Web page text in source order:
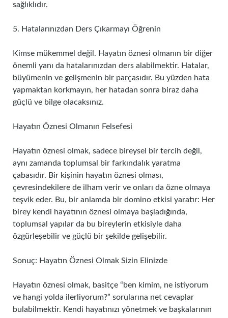
sağlıklıdır.
5. Hatalarınızdan Ders Çıkarmayı Öğrenin
Kimse mükemmel değil. Hayatın öznesi olmanın bir diğer
önemli yanı da hatalarınızdan ders alabilmektir. Hatalar,
büyümenin ve gelişmenin bir parçasıdır. Bu yüzden hata
yapmaktan korkmayın, her hatadan sonra biraz daha
güçlü ve bilge olacaksınız.
Hayatın Öznesi Olmanın Felsefesi
Hayatın öznesi olmak, sadece bireysel bir tercih değil,
aynı zamanda toplumsal bir farkındalık yaratma
çabasıdır. Bir kişinin hayatın öznesi olması,
çevresindekilere de ilham verir ve onları da özne olmaya
teşvik eder. Bu, bir anlamda bir domino etkisi yaratır: Her
birey kendi hayatının öznesi olmaya başladığında,
toplumsal yapılar da bu bireylerin etkisiyle daha
özgürleşebilir ve güçlü bir şekilde gelişebilir.
Sonuç: Hayatın Öznesi Olmak Sizin Elinizde
Hayatın öznesi olmak, basitçe “ben kimim, ne istiyorum
ve hangi yolda ilerliyorum?” sorularına net cevaplar
bulabilmektir. Kendi hayatınızı yönetmek ve başkalarının